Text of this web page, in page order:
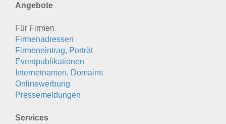
Angebote
Für Firmen
Firmenadressen
Firmeneintrag, Porträt
Eventpublikationen
Internetnamen, Domains
Onlinewerbung
Pressemeldungen
Services